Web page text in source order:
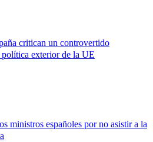
critican un controvertido
exterior de la UE
ministros españoles por no asistir a la